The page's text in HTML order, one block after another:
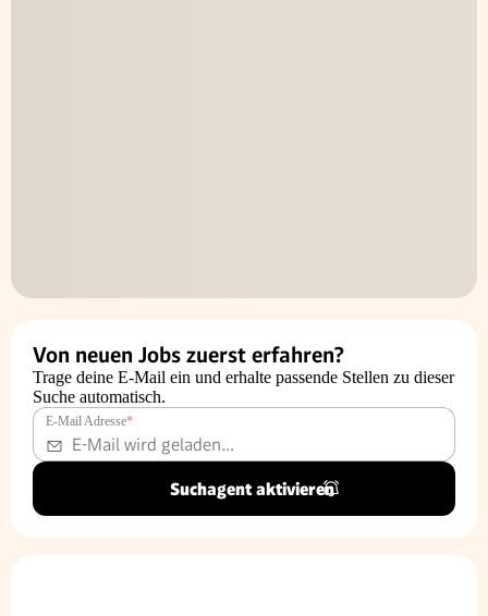
Von neuen Jobs zuerst erfahren?
Trage deine E-Mail ein und erhalte passende Stellen zu dieser
Suche automatisch.
E-Mail Adresse*
Suchagent aktivieren